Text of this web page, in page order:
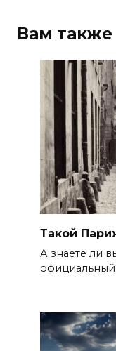
Вам
Такой
А знаете ли